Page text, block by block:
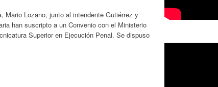
Mario Lozano, junto al intendente Gutiérrez y
han suscripto a un Convenio con el Ministerio
Superior en Ejecución Penal. Se dispuso